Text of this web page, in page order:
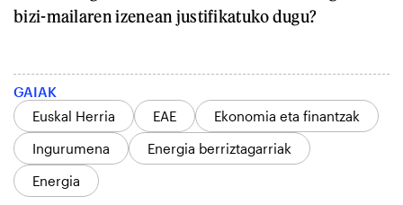
bizi-mailaren izenean justifikatuko dugu?
GAIAK
Euskal Herria
EAE
Ekonomia eta finantzak
Ingurumena
Energia berriztagarriak
Energia